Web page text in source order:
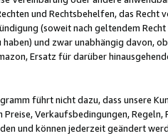
und Rechtsbehelfen, das
(soweit nach geltendem
und zwar unabhängig davon,
Ersatz für darüber
führt nicht dazu, dass unsere
Verkaufsbedingungen,
und können jederzeit geändert